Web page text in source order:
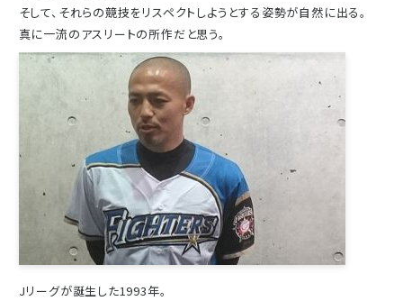
そして、それらの競技をリスペクトしようとする姿勢が自然に出る。
真に一流のアスリートの所作だと思う。
Jリーグが誕生した1993年。